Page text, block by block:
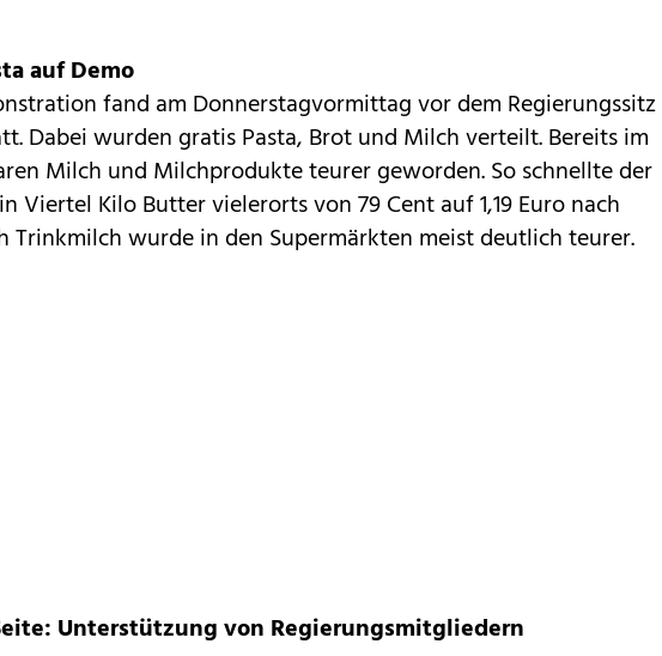
auf Demo
fand am Donnerstagvormittag vor dem Regierungssitz
Dabei wurden gratis Pasta, Brot und Milch verteilt. Bereits im
Milch und Milchprodukte teurer geworden. So schnellte der
Viertel Kilo Butter vielerorts von 79 Cent auf 1,19 Euro nach
Trinkmilch wurde in den Supermärkten meist deutlich teurer.
Unterstützung von Regierungsmitgliedern